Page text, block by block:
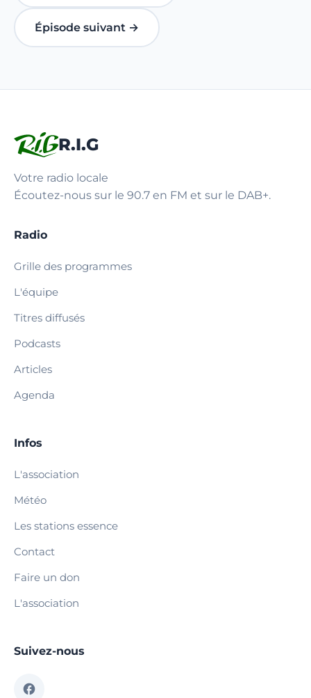
Épisode suivant →
R.I.G
Votre radio locale
Écoutez-nous sur le 90.7 en FM et sur le DAB+.
Radio
Grille des programmes
L'équipe
Titres diffusés
Podcasts
Articles
Agenda
Infos
L'association
Météo
Les stations essence
Contact
Faire un don
L'association
Suivez-nous